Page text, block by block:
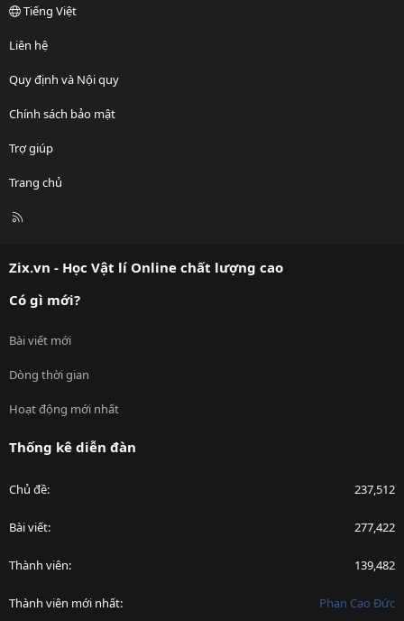
Tiếng Việt
Liên hệ
Quy định và Nội quy
Chính sách bảo mật
Trợ giúp
Trang chủ
R
Zix.vn - Học Vật lí Online chất lượng cao
Có gì mới?
Bài viết mới
Dòng thời gian
Hoạt động mới nhất
Thống kê diễn đàn
Chủ đề 237,512
Bài viết 277,422
Thành viên 139,482
Thành viên mới nhất Phan Cao Đức